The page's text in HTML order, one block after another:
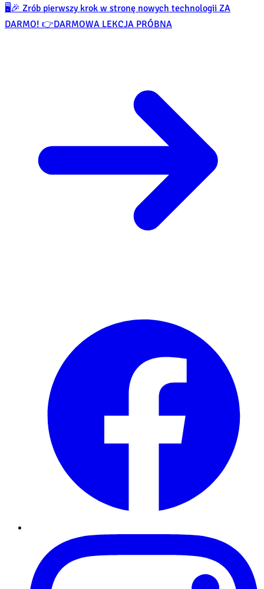
🖥️🎉 Zrób pierwszy krok w stronę nowych technologii ZA
DARMO! 👉DARMOWA LEKCJA PRÓBNA